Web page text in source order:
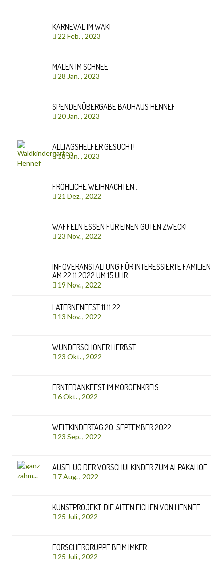
KARNEVAL IM WAKI
22 Feb. , 2023
MALEN IM SCHNEE
28 Jan. , 2023
SPENDENÜBERGABE BAUHAUS HENNEF
20 Jan. , 2023
ALLTAGSHELFER GESUCHT!
18 Jan. , 2023
FRÖHLICHE WEIHNACHTEN…
21 Dez. , 2022
WAFFELN ESSEN FÜR EINEN GUTEN ZWECK!
23 Nov. , 2022
INFOVERANSTALTUNG FÜR INTERESSIERTE FAMILIEN
AM 22.11.2022 UM 15 UHR
19 Nov. , 2022
LATERNENFEST 11.11.22
13 Nov. , 2022
WUNDERSCHÖNER HERBST
23 Okt. , 2022
ERNTEDANKFEST IM MORGENKREIS
6 Okt. , 2022
WELTKINDERTAG 20. SEPTEMBER 2022
23 Sep. , 2022
AUSFLUG DER VORSCHULKINDER ZUM ALPAKAHOF
7 Aug. , 2022
KUNSTPROJEKT: DIE ALTEN EICHEN VON HENNEF
25 Juli , 2022
FORSCHERGRUPPE BEIM IMKER
25 Juli , 2022